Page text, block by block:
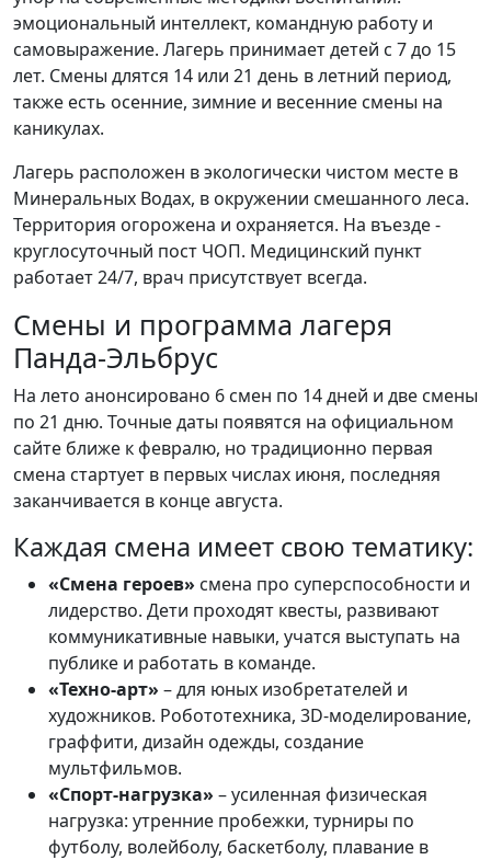
эмоциональный интеллект, командную работу и
самовыражение. Лагерь принимает детей с 7 до 15
лет. Смены длятся 14 или 21 день в летний период,
также есть осенние, зимние и весенние смены на
каникулах.
Лагерь расположен в экологически чистом месте в
Минеральных Водах, в окружении смешанного леса.
Территория огорожена и охраняется. На въезде -
круглосуточный пост ЧОП. Медицинский пункт
работает 24/7, врач присутствует всегда.
Смены и программа лагеря
Панда-Эльбрус
На лето анонсировано 6 смен по 14 дней и две смены
по 21 дню. Точные даты появятся на официальном
сайте ближе к февралю, но традиционно первая
смена стартует в первых числах июня, последняя
заканчивается в конце августа.
Каждая смена имеет свою тематику:
«Смена героев» смена про суперспособности и
лидерство. Дети проходят квесты, развивают
коммуникативные навыки, учатся выступать на
публике и работать в команде.
«Техно-арт» – для юных изобретателей и
художников. Робототехника, 3D-моделирование,
граффити, дизайн одежды, создание
мультфильмов.
«Спорт-нагрузка» – усиленная физическая
нагрузка: утренние пробежки, турниры по
футболу, волейболу, баскетболу, плавание в